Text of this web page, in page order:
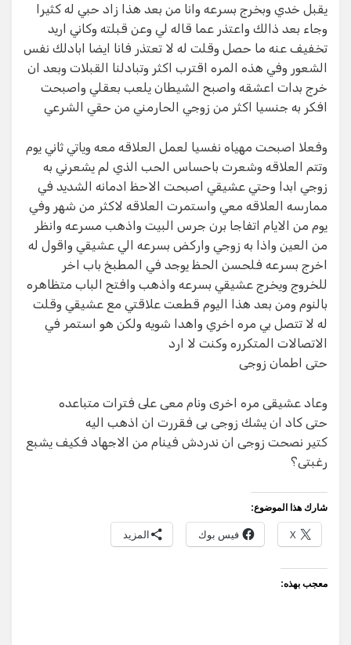
يقبل خدي وبخرج بسرعه وانا من بعد هذا زاد حبي له كثيرا
وجاء بعد ذالك واعتذر عما قاله لي وعن قبلته وكاني اريد
تخفيف عنه ما حصل وقلت له لا تعتذر فانا ايضا ابادلك نفس
الشعور وفي هذه المره اقترب اكثر وتبادلنا القبلات وبعد ان
خرج بدات اعشقه واصبح الشيطان يلعب بعقلي واصبحت
افكر به جنسيا اكثر من زوجي الحارمني من حقي الشرعي
وفعلا اصبحت مهياه نفسيا لعمل العلاقه معه وياتي ثاني يوم
وتتم العلاقه وشعرت باحساس الحب الذي لم يشعرني به
زوجي ابدا وحتي عشيقي اصبحت الاحظ ادمانه الشديد في
ممارسه العلاقه معي واستمرت العلاقه لاكثر من شهر وفي
يوم من الايام اتفاجا برن جرس البيت واذهب مسرعه وانظر
من العين واذا به زوجي واركض بسرعه الي عشيقي واقول له
اخرج بسرعه فلحسن الحظ يوجد في المطبخ باب اخر
للخروج ويخرج عشيقي بسرعه واذهب وافتح الباب متظاهره
بالنوم ومن بعد هذا اليوم قطعت علاقتي مع عشيقي وقلت
له لا تتصل بي مره اخري واهدا شويه ولكن هو استمر في
الاتصالات المتكرره وكنت لا ارد
حتى اطمان زوجى
وعاد عشيقى مره اخرى ونام معى على فترات متباعده
حتى كاد ان يشك زوجى بى فقررت ان اذهب اليه
كتير نصحت زوجى ان ندردش فينام من الاجهاد فكيف يشبع
رغبتى؟
شارك هذا الموضوع:
X فيس بوك المزيد
معجب بهذه: